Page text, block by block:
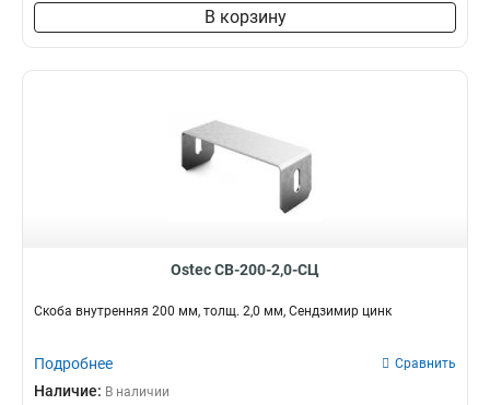
В корзину
Ostec СВ-200-2,0-СЦ
Скоба внутренняя 200 мм, толщ. 2,0 мм, Сендзимир цинк
Подробнее Сравнить
Наличие: В наличии